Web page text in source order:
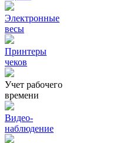
Электронные
весы
Принтеры
чеков
Учет рабочего
времени
Видео‑
наблюдение